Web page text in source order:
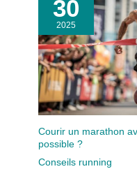
30
2025
Courir un marathon
possible ?
Conseils running